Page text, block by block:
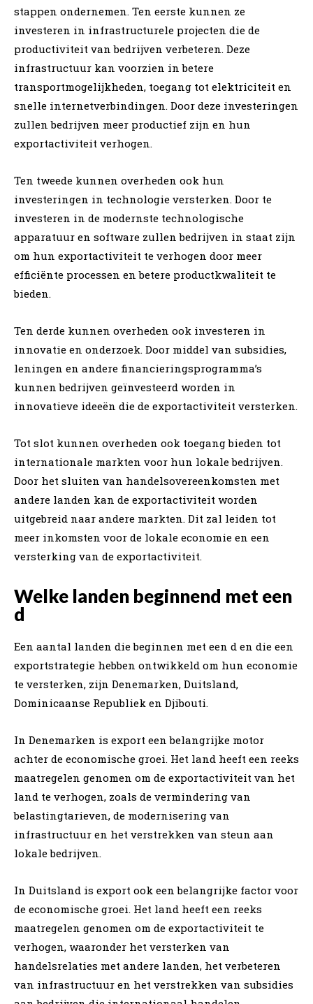
stappen ondernemen. Ten eerste kunnen ze
investeren in infrastructurele projecten die de
productiviteit van bedrijven verbeteren. Deze
infrastructuur kan voorzien in betere
transportmogelijkheden, toegang tot elektriciteit en
snelle internetverbindingen. Door deze investeringen
zullen bedrijven meer productief zijn en hun
exportactiviteit verhogen.
Ten tweede kunnen overheden ook hun
investeringen in technologie versterken. Door te
investeren in de modernste technologische
apparatuur en software zullen bedrijven in staat zijn
om hun exportactiviteit te verhogen door meer
efficiënte processen en betere productkwaliteit te
bieden.
Ten derde kunnen overheden ook investeren in
innovatie en onderzoek. Door middel van subsidies,
leningen en andere financieringsprogramma’s
kunnen bedrijven geïnvesteerd worden in
innovatieve ideeën die de exportactiviteit versterken.
Tot slot kunnen overheden ook toegang bieden tot
internationale markten voor hun lokale bedrijven.
Door het sluiten van handelsovereenkomsten met
andere landen kan de exportactiviteit worden
uitgebreid naar andere markten. Dit zal leiden tot
meer inkomsten voor de lokale economie en een
versterking van de exportactiviteit.
Welke landen beginnend met een
d
Een aantal landen die beginnen met een d en die een
exportstrategie hebben ontwikkeld om hun economie
te versterken, zijn Denemarken, Duitsland,
Dominicaanse Republiek en Djibouti.
In Denemarken is export een belangrijke motor
achter de economische groei. Het land heeft een reeks
maatregelen genomen om de exportactiviteit van het
land te verhogen, zoals de vermindering van
belastingtarieven, de modernisering van
infrastructuur en het verstrekken van steun aan
lokale bedrijven.
In Duitsland is export ook een belangrijke factor voor
de economische groei. Het land heeft een reeks
maatregelen genomen om de exportactiviteit te
verhogen, waaronder het versterken van
handelsrelaties met andere landen, het verbeteren
van infrastructuur en het verstrekken van subsidies